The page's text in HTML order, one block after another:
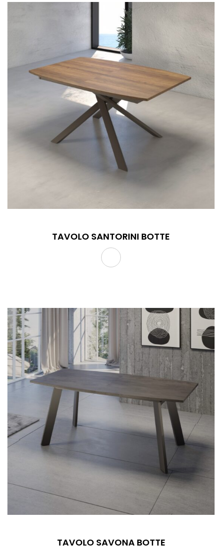
TAVOLO SANTORINI BOTTE
TAVOLO SAVONA BOTTE